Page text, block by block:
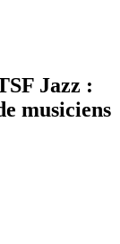
Jazz :
musiciens